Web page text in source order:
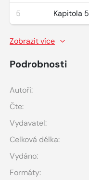
5 Kapitola 5
Zobrazit více
Podrobnosti
Autoři:
Čte:
Vydavatel:
Celková délka:
Vydáno:
Formáty: